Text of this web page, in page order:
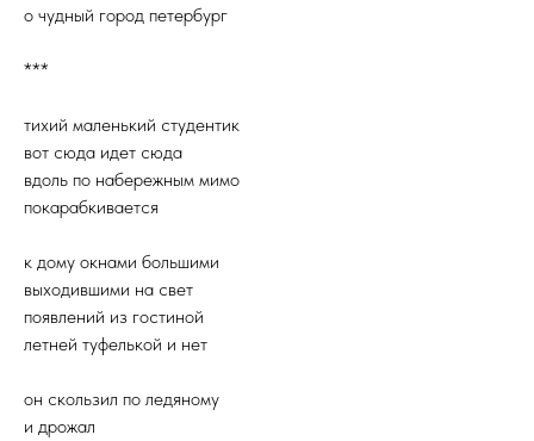
о чудный город петербург
***
тихий маленький студентик
вот сюда идет сюда
вдоль по набережным мимо
покарабкивается
к дому окнами большими
выходившими на свет
появлений из гостиной
летней туфелькой и нет
он скользил по ледяному
и дрожал